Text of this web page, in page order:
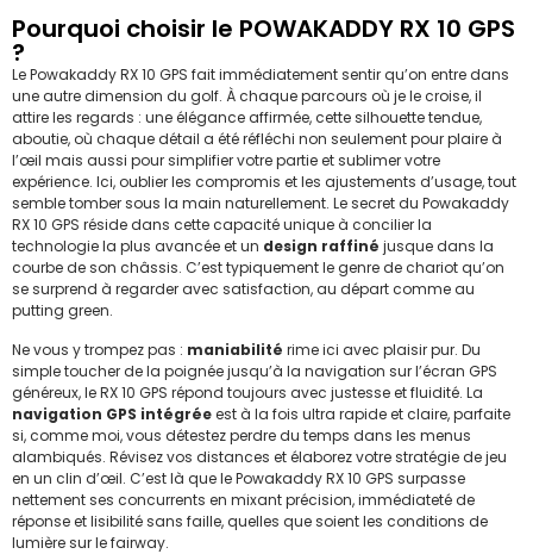
Pourquoi choisir le POWAKADDY RX 10 GPS
?
Le Powakaddy RX 10 GPS fait immédiatement sentir qu’on entre dans
une autre dimension du golf. À chaque parcours où je le croise, il
attire les regards : une élégance affirmée, cette silhouette tendue,
aboutie, où chaque détail a été réfléchi non seulement pour plaire à
l’œil mais aussi pour simplifier votre partie et sublimer votre
expérience. Ici, oublier les compromis et les ajustements d’usage, tout
semble tomber sous la main naturellement. Le secret du Powakaddy
RX 10 GPS réside dans cette capacité unique à concilier la
technologie la plus avancée et un design raffiné jusque dans la
courbe de son châssis. C’est typiquement le genre de chariot qu’on
se surprend à regarder avec satisfaction, au départ comme au
putting green.
Ne vous y trompez pas : maniabilité rime ici avec plaisir pur. Du
simple toucher de la poignée jusqu’à la navigation sur l’écran GPS
généreux, le RX 10 GPS répond toujours avec justesse et fluidité. La
navigation GPS intégréeest à la fois ultra rapide et claire, parfaite
si, comme moi, vous détestez perdre du temps dans les menus
alambiqués. Révisez vos distances et élaborez votre stratégie de jeu
en un clin d’œil. C’est là que le Powakaddy RX 10 GPS surpasse
nettement ses concurrents en mixant précision, immédiateté de
réponse et lisibilité sans faille, quelles que soient les conditions de
lumière sur le fairway.